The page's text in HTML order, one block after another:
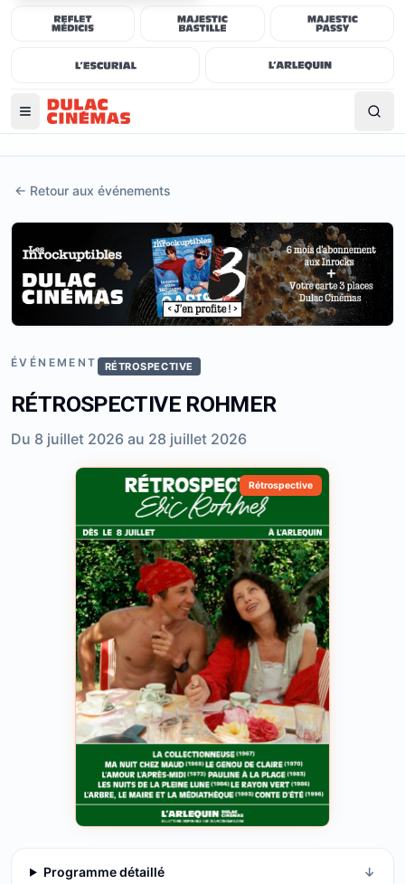
← Retour aux événements
ÉVÉNEMENT RÉTROSPECTIVE
RÉTROSPECTIVE ROHMER
Du 8 juillet 2026 au 28 juillet 2026
Rétrospective
Programme détaillé ↓